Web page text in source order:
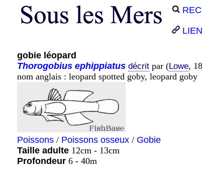
gobie léopard
Thorogobius ephippiatus décrit par (Lowe,
nom anglais : leopard spotted goby, leopard goby
Poissons / Poissons osseux / Gobie
Taille adulte 12cm - 13cm
Profondeur 6 - 40m